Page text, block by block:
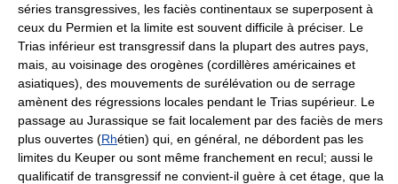
séries transgressives, les faciès continentaux se superposent à
ceux du Permien et la limite est souvent difficile à préciser. Le
Trias inférieur est transgressif dans la plupart des autres pays,
mais, au voisinage des orogènes (cordillères américaines et
asiatiques), des mouvements de surélévation ou de serrage
amènent des régressions locales pendant le Trias supérieur. Le
passage au Jurassique se fait localement par des faciès de mers
plus ouvertes (Rhétien) qui, en général, ne débordent pas les
limites du Keuper ou sont même franchement en recul; aussi le
qualificatif de transgressif ne convient-il guère à cet étage, que la